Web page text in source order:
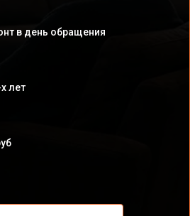
в день обращения
лет